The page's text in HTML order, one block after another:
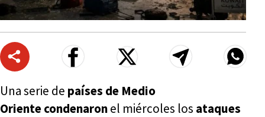
Una serie de países de Medio
Orientecondenaronel miércoles los ataques